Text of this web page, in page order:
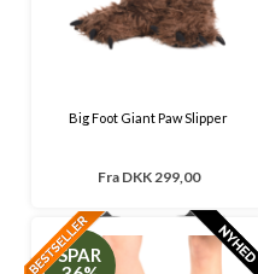
Big Foot Giant Paw Slipper
Fra DKK 299,00
SPAR